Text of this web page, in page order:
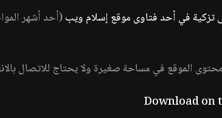
في أحد فتاوى موقع إسلام ويب(أحد أشهر
الموقع في مساحة صغيرة ولا يحتاج للاتصال